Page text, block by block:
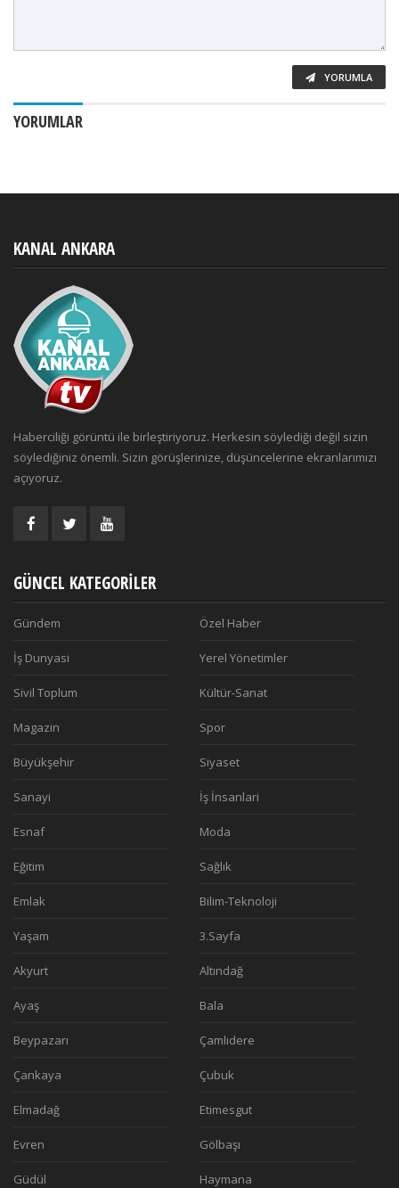
YORUMLA
YORUMLAR
KANAL ANKARA
Haberciliği görüntü ile birleştiriyoruz. Herkesin söylediği değil sizin
söylediğiniz önemli. Sizin görüşlerinize, düşüncelerine ekranlarımızı
açıyoruz.
GÜNCEL KATEGORILER
Gündem Özel Haber
İş Dunyasi Yerel Yönetimler
Sivil Toplum Kültür-Sanat
Magazin Spor
Büyükşehir Siyaset
Sanayi İş İnsanlari
Esnaf Moda
Eğitim Sağlık
Emlak Bilim-Teknoloji
Yaşam 3.Sayfa
Akyurt Altındağ
Ayaş Bala
Beypazarı Çamlıdere
Çankaya Çubuk
Elmadağ Etimesgut
Evren Gölbaşı
Güdül Haymana